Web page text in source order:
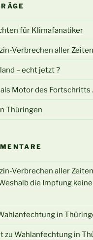
für Klimafanatiker
Verbrechen aller Zeiten
– echt jetzt ?
Motor des Fortschritts
Thüringen
Verbrechen aller
die Impfung
in
zu Wahlanfechtung in